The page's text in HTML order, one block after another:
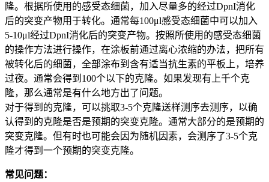
隆。根据所使用的感受态细菌，加入尽量多的经过DpnI消化
后的突变产物用于转化。通常每100μl感受态细菌中可以加入
5-10μl经过DpnI消化后的突变产物。按照所使用的感受态细菌
的操作方法进行操作，在涂板前通过离心浓缩的办法，把所有
被转化后的细菌，全部涂布到含有适当抗生素的平板上，培养
过夜。通常会得到100个以下的克隆。如果发现有上千个克
隆，那么通常是有什么地方出了问题。
对于得到的克隆，可以挑取3-5个克隆送样测序去测序，以确
认得到的克隆是否是预期的突变克隆。通常大部分的是预期的
突变克隆。但有时也可能会因为随机因素，会测序了3-5个克
隆才得到一个预期的突变克隆。
常见问题：